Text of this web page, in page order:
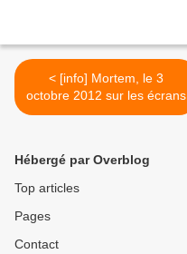
< [info] Mortem, le 3
octobre 2012 sur les écrans
Hébergé par Overblog
Top articles
Pages
Contact